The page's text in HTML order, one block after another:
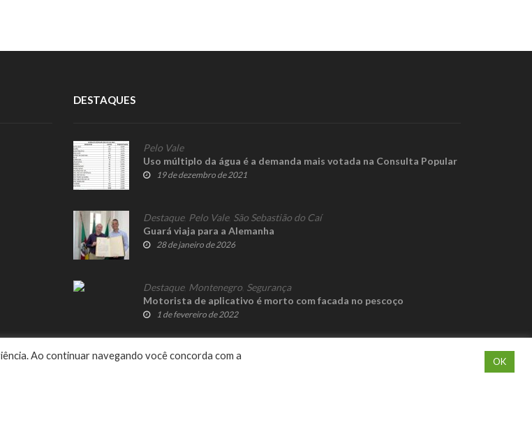
DESTAQUES
Pelo Vale
Uso múltiplo da água é a demanda mais votada na Consulta Popular
19 de dezembro de 2021
Destaque, Pelo Vale, São Sebastião do Caí
Guará viaja para a Alemanha
28 de janeiro de 2026
Destaque, Montenegro Segurança
Motorista de aplicativo é morto com facada no pescoço
1 de fevereiro de 2022
Ao continuar navegando você concorda com a
OK